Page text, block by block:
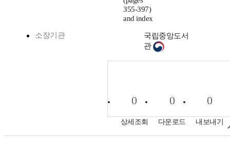
355-397)
and index
소장기관
국립중앙도서
관
0
상세조회
0
다운로드
0
내보내기